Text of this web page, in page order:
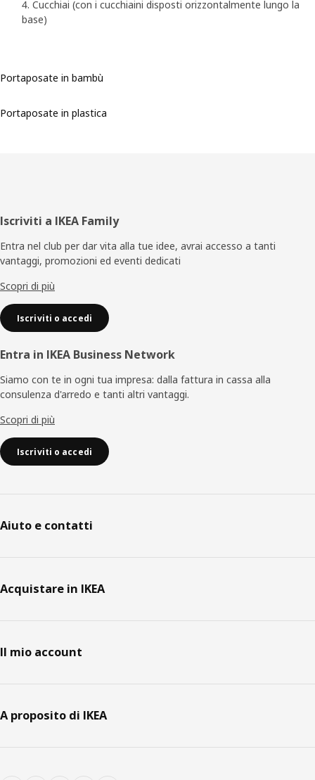
Cucchiai (con i cucchiaini disposti orizzontalmente lungo la
base)
Portaposate in bambù
Portaposate in plastica
Piè
di
pagina
Iscriviti a IKEA Family
Entra nel club per dar vita alla tue idee, avrai accesso a tanti
vantaggi, promozioni ed eventi dedicati
Scopri di più
Iscriviti o accedi
Entra in IKEA Business Network
Siamo con te in ogni tua impresa: dalla fattura in cassa alla
consulenza d'arredo e tanti altri vantaggi.
Scopri di più
Iscriviti o accedi
Aiuto e contatti
Acquistare in IKEA
Il mio account
A proposito di IKEA